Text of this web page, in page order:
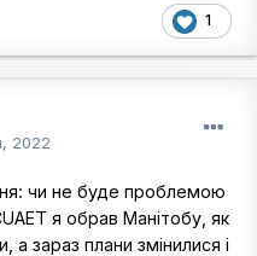
1
2022
чи не буде проблемою
я обрав Манітобу, як
а зараз плани змінилися і